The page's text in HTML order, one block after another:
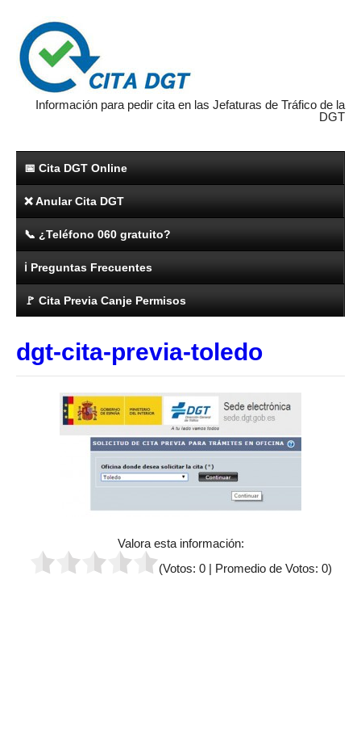
Información para pedir cita en las Jefaturas de Tráfico de la
DGT
📅 Cita DGT Online
❌ Anular Cita DGT
📞 ¿Teléfono 060 gratuito?
ℹ️ Preguntas Frecuentes
🚩 Cita Previa Canje Permisos
dgt-cita-previa-toledo
Valora esta información:
(Votos: 0| Promedio de Votos: 0)